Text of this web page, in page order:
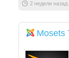
2 недели назад
Mosets